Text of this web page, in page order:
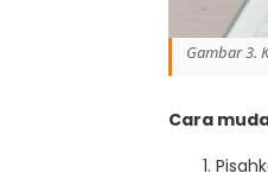
Gambar 3.
Cara